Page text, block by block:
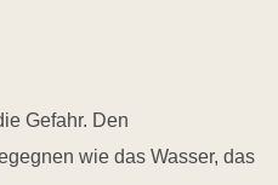
Gefahr. Den
wie das Wasser, das